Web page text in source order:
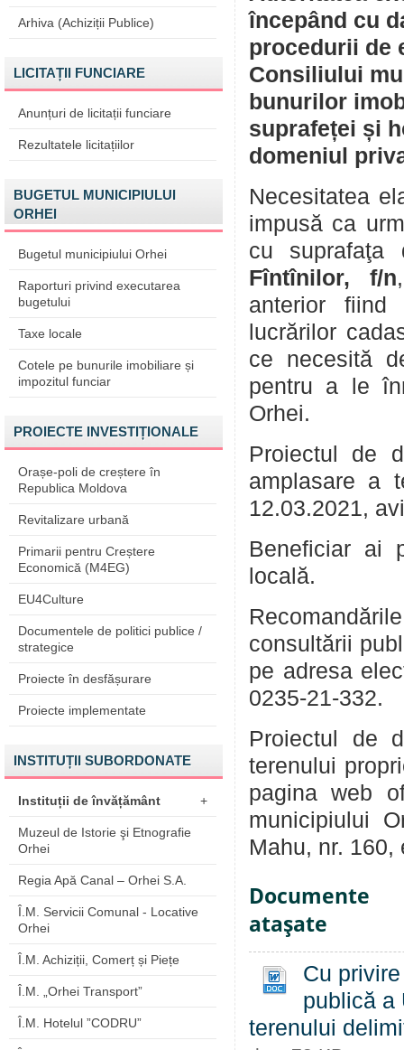
Arhiva (Achiziții Publice)
LICITAȚII FUNCIARE
Anunțuri de licitații funciare
Rezultatele licitațiilor
BUGETUL MUNICIPIULUI
ORHEI
Bugetul municipiului Orhei
Raporturi privind executarea
bugetului
Taxe locale
Cotele pe bunurile imobiliare și
impozitul funciar
PROIECTE INVESTIȚIONALE
Orașe-poli de creștere în
Republica Moldova
Revitalizare urbană
Primarii pentru Creștere
Economică (M4EG)
EU4Culture
Documentele de politici publice /
strategice
Proiecte în desfășurare
Proiecte implementate
INSTITUȚII SUBORDONATE
Instituții de învățământ +
Muzeul de Istorie şi Etnografie
Orhei
Regia Apă Canal – Orhei S.A.
Î.M. Servicii Comunal - Locative
Orhei
Î.M. Achiziții, Comerț și Piețe
Î.M. „Orhei Transport”
Î.M. Hotelul ”CODRU”
începând cu
procedurii de
Consiliului
bunurilor
suprafeței și
domeniul
Necesitatea
impusă ca
cu suprafaţa
Fîntînilor, f/n
anterior fiind
lucrărilor
ce necesită
pentru a le
Orhei.
Proiectul de
amplasare a
12.03.2021,
Beneficiar ai
locală.
consultării
pe adresa
0235-21-332.
Proiectul de
terenului
pagina web
municipiului
Mahu, nr. 160,
Documente
ataşate
Cu
publică a
terenului